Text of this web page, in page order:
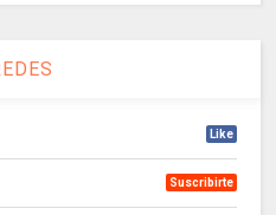
Like
Suscribirte